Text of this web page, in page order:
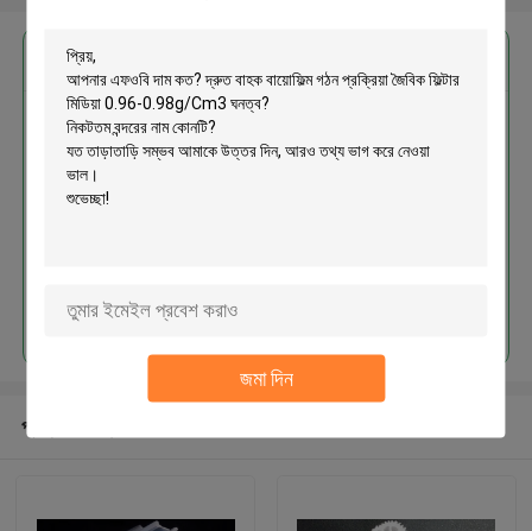
জমা দিন
দ্রুত বাহক বায়োফিল্ম গঠন প্রক্রিয়া জৈবিক
ফিল্টার মিডিয়া 0.96-0.98g/Cm3 ঘনত্ব
চালিয়ে
প্রস্তাবিত পণ্য